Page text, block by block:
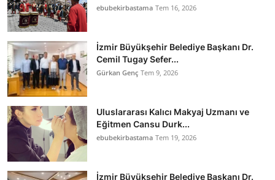
ebubekirbastama Tem 16, 2026
İzmir Büyükşehir Belediye Başkanı Dr.
Cemil Tugay Sefer...
Gürkan Genç Tem 9, 2026
Uluslararası Kalıcı Makyaj Uzmanı ve
Eğitmen Cansu Durk...
ebubekirbastama Tem 19, 2026
İzmir Büyükşehir Belediye Başkanı Dr.